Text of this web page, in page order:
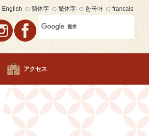
English 簡体字 繁体字 한국어 francais
アクセス